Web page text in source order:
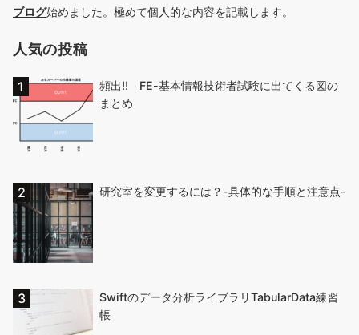
ブログ始めました。極めて個人的な内容を記載します。
人気の投稿
頻出!! FE-基本情報技術者試験に出てくる図の
まとめ
研究室を変更するには？-具体的な手順と注意点-
Swiftのデータ分析ライブラリTabularData練習
帳